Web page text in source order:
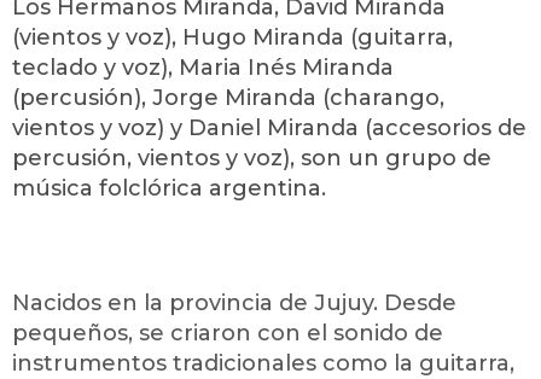
Los Hermanos Miranda, David Miranda
(vientos y voz), Hugo Miranda (guitarra,
teclado y voz), Maria Inés Miranda
(percusión), Jorge Miranda (charango,
vientos y voz) y Daniel Miranda (accesorios de
percusión, vientos y voz), son un grupo de
música folclórica argentina.
Nacidos en la provincia de Jujuy. Desde
pequeños, se criaron con el sonido de
instrumentos tradicionales como la guitarra,